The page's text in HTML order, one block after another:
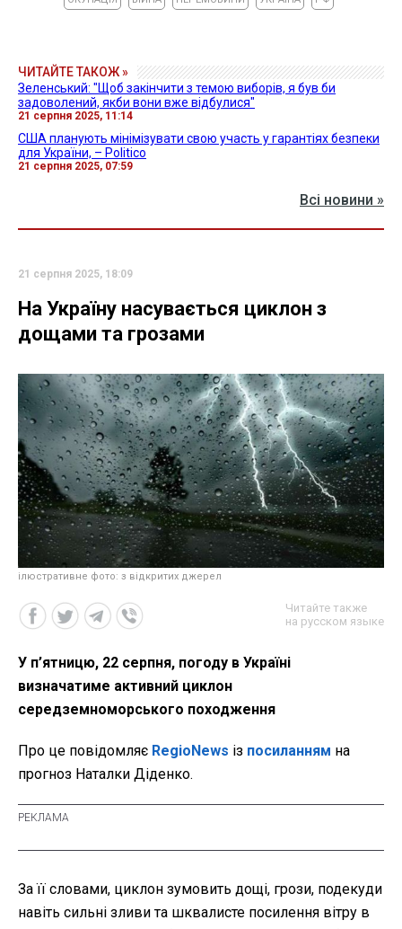
ЧИТАЙТЕ ТАКОЖ »
Зеленський: "Щоб закінчити з темою виборів, я був би
задоволений, якби вони вже відбулися"
21 серпня 2025, 11:14
США планують мінімізувати свою участь у гарантіях безпеки
для України, – Politico
21 серпня 2025, 07:59
Всі новини »
21 серпня 2025, 18:09
На Україну насувається циклон з
дощами та грозами
ілюстративне фото: з відкритих джерел
Читайте также
на русском языке
У п’ятницю, 22 серпня, погоду в Україні
визначатиме активний циклон
середземноморського походження
Про це повідомляє RegioNews із посиланням на
прогноз Наталки Діденко.
За її словами, циклон зумовить дощі, грози, подекуди
навіть сильні зливи та шквалисте посилення вітру в